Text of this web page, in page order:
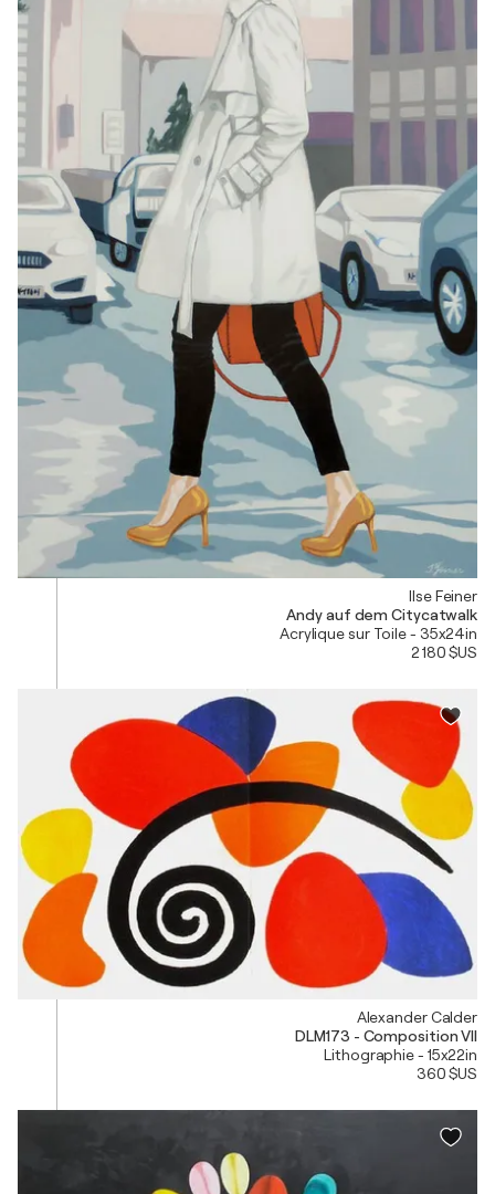
Ilse Feiner
Andy auf dem Citycatwalk
Acrylique sur Toile - 35x24in
2 180 $US
Alexander Calder
DLM173 - Composition VII
Lithographie - 15x22in
360 $US